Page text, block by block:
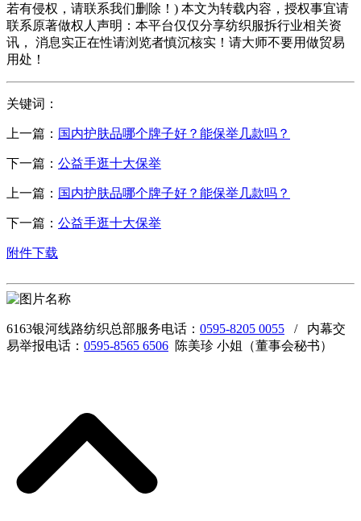
若有侵权，请联系我们删除！) 本文为转载内容，授权事宜请
联系原著做权人声明：本平台仅仅分享纺织服拆行业相关资
讯， 消息实正在性请浏览者慎沉核实！请大师不要用做贸易
用处！
关键词：
上一篇： 国内护肤品哪个牌子好？能保举几款吗？
下一篇： 公益手逛十大保举
上一篇： 国内护肤品哪个牌子好？能保举几款吗？
下一篇： 公益手逛十大保举
附件下载
6163银河线路纺织总部服务电话： 0595-8205 0055 / 内幕交
易举报电话： 0595-8565 6506 陈美珍 小姐（董事会秘书）